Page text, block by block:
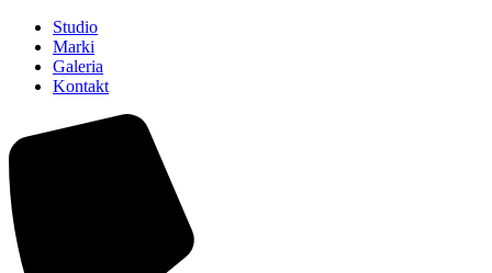
Studio
Marki
Galeria
Kontakt